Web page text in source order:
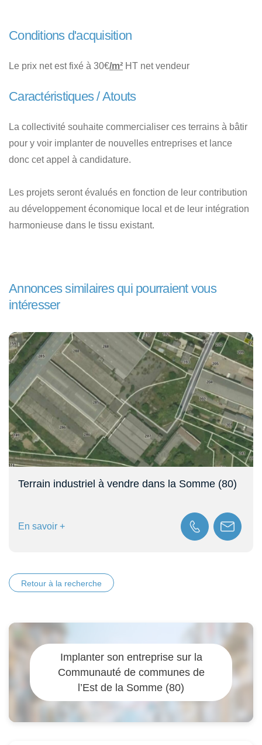
Conditions d'acquisition
Le prix net est fixé à 30€/m² HT net vendeur
Caractéristiques / Atouts
La collectivité souhaite commercialiser ces terrains à bâtir
pour y voir implanter de nouvelles entreprises et lance
donc cet appel à candidature.
Les projets seront évalués en fonction de leur contribution
au développement économique local et de leur intégration
harmonieuse dans le tissu existant.
Annonces similaires qui pourraient vous
intéresser
Terrain industriel à vendre dans la Somme (80)
En savoir +
Retour à la recherche
Implanter son entreprise sur la
Communauté de communes de
l’Est de la Somme (80)